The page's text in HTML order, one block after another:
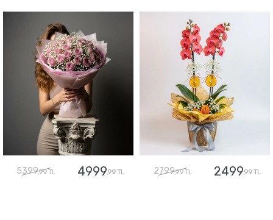
5399,99 TL 4999,99 TL 2799,99 TL 2499,99 TL